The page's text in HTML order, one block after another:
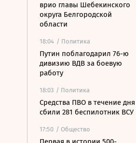
врио главы Шебекинского
округа Белгородской
области
18:04 / Политика
Путин поблагодарил 76-ю
дивизию ВДВ за боевую
работу
18:03 / Политика
Средства ПВО в течение дня
сбили 281 беспилотник ВСУ
17:50 / Общество